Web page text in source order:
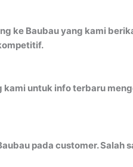
ke Baubau yang kami
untuk info terbaru
pada customer. Salah